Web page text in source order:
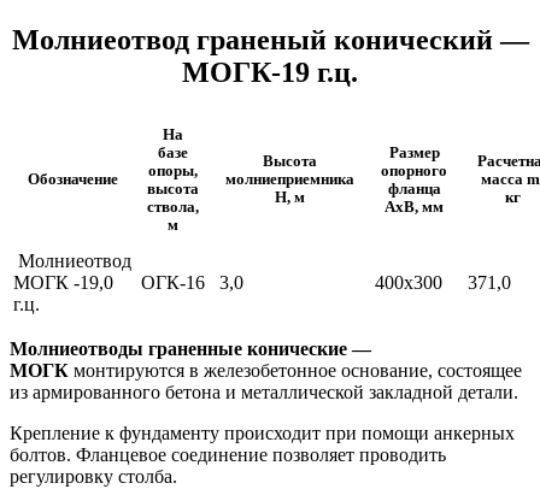
Молниеотвод граненый конический —
МОГК-19 г.ц.
Обозначение
На
базе
опоры,
высота
ствола,
м
Высота
молниеприемника
H, м
Размер
опорного
фланца
AxB, мм
масса
кг
Молниеотвод
МОГК -19,0
г.ц.
ОГК-16 3,0 400х300 371,0
Молниеотводы граненные конические —
МОГК монтируются в железобетонное основание, состоящее
из армированного бетона и металлической закладной детали.
Крепление к фундаменту происходит при помощи анкерных
болтов. Фланцевое соединение позволяет проводить
регулировку столба.